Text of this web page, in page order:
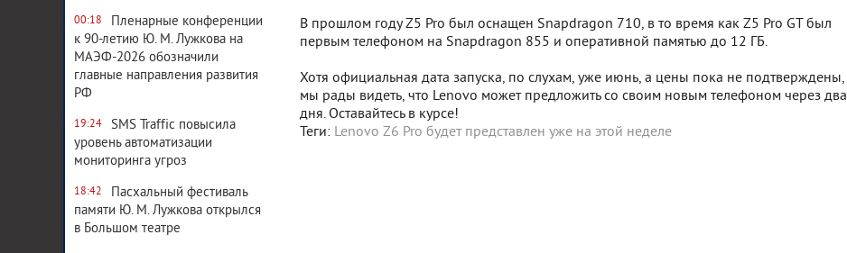
00:18
Пленарные конференции
к 90-летию Ю. М. Лужкова на
МАЭФ-2026 обозначили
главные направления развития
РФ
19:24
SMS Traffic повысила
уровень автоматизации
мониторинга угроз
18:42
Пасхальный фестиваль
памяти Ю. М. Лужкова открылся
в Большом театре
В прошлом году Z5 Pro был оснащен Snapdragon 710, в то время как Z5 Pro GT был
первым телефоном на Snapdragon 855 и оперативной памятью до 12 ГБ.
Хотя официальная дата запуска, по слухам, уже июнь, а цены пока не подтверждены,
мы рады видеть, что Lenovo может предложить со своим новым телефоном через два
дня. Оставайтесь в курсе!
Теги: Lenovo Z6 Pro будет представлен уже на этой неделе